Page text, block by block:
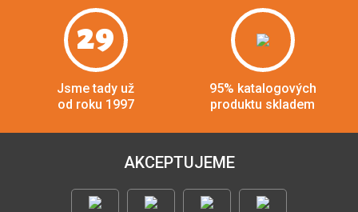
29
Jsme tady už
od roku 1997
95% katalogových
produktu skladem
AKCEPTUJEME